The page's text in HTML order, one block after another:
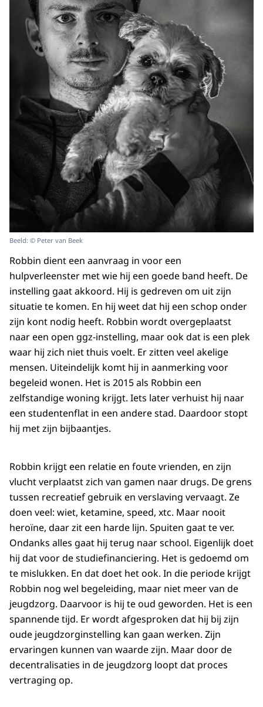
Beeld: © Peter van Beek
Robbin dient een aanvraag in voor een
hulpverleenster met wie hij een goede band heeft. De
instelling gaat akkoord. Hij is gedreven om uit zijn
situatie te komen. En hij weet dat hij een schop onder
zijn kont nodig heeft. Robbin wordt overgeplaatst
naar een open ggz-instelling, maar ook dat is een plek
waar hij zich niet thuis voelt. Er zitten veel akelige
mensen. Uiteindelijk komt hij in aanmerking voor
begeleid wonen. Het is 2015 als Robbin een
zelfstandige woning krijgt. Iets later verhuist hij naar
een studentenflat in een andere stad. Daardoor stopt
hij met zijn bijbaantjes.
Robbin krijgt een relatie en foute vrienden, en zijn
vlucht verplaatst zich van gamen naar drugs. De grens
tussen recreatief gebruik en verslaving vervaagt. Ze
doen veel: wiet, ketamine, speed, xtc. Maar nooit
heroïne, daar zit een harde lijn. Spuiten gaat te ver.
Ondanks alles gaat hij terug naar school. Eigenlijk doet
hij dat voor de studiefinanciering. Het is gedoemd om
te mislukken. En dat doet het ook. In die periode krijgt
Robbin nog wel begeleiding, maar niet meer van de
jeugdzorg. Daarvoor is hij te oud geworden. Het is een
spannende tijd. Er wordt afgesproken dat hij bij zijn
oude jeugdzorginstelling kan gaan werken. Zijn
ervaringen kunnen van waarde zijn. Maar door de
decentralisaties in de jeugdzorg loopt dat proces
vertraging op.